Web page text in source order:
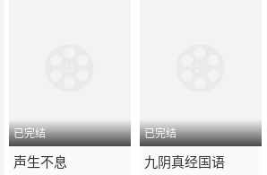
已完结
2022 / 内地 / 粤语
声生不息
已完结
1993 / 香港 / 普通话
九阴真经国语